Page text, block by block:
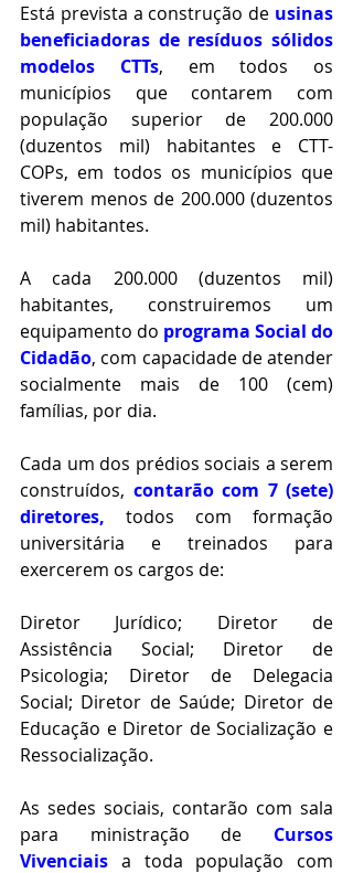
Está prevista a construção de usinas
beneficiadoras de resíduos sólidos
modelos CTTs, em todos os
municípios que contarem com
população superior de 200.000
(duzentos mil) habitantes e CTT-
COPs, em todos os municípios que
tiverem menos de 200.000 (duzentos
mil) habitantes.
A cada 200.000 (duzentos mil)
habitantes, construiremos um
equipamento do programa Social do
Cidadão, com capacidade de atender
socialmente mais de 100 (cem)
famílias, por dia.
Cada um dos prédios sociais a serem
construídos, contarão com 7 (sete)
diretores, todos com formação
universitária e treinados para
exercerem os cargos de:
Diretor Jurídico; Diretor de
Assistência Social; Diretor de
Psicologia; Diretor de Delegacia
Social; Diretor de Saúde; Diretor de
Educação e Diretor de Socialização e
Ressocialização.
As sedes sociais, contarão com sala
para ministração de Cursos
Vivenciais a toda população com